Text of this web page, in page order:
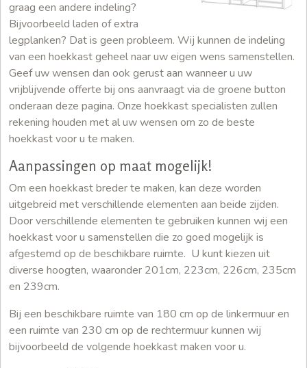
graag een andere indeling?
Bijvoorbeeld laden of extra
legplanken? Dat is geen probleem. Wij kunnen de indeling
van een hoekkast geheel naar uw eigen wens samenstellen.
Geef uw wensen dan ook gerust aan wanneer u uw
vrijblijvende offerte bij ons aanvraagt via de groene button
onderaan deze pagina. Onze hoekkast specialisten zullen
rekening houden met al uw wensen om zo de beste
hoekkast voor u te maken.
Aanpassingen op maat mogelijk!
Om een hoekkast breder te maken, kan deze worden
uitgebreid met verschillende elementen aan beide zijden.
Door verschillende elementen te gebruiken kunnen wij een
hoekkast voor u samenstellen die zo goed mogelijk is
afgestemd op de beschikbare ruimte. U kunt kiezen uit
diverse hoogten, waaronder 201cm, 223cm, 226cm, 235cm
en 239cm.
Bij een beschikbare ruimte van 180 cm op de linkermuur en
een ruimte van 230 cm op de rechtermuur kunnen wij
bijvoorbeeld de volgende hoekkast maken voor u.